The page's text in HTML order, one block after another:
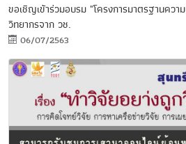
ขอเชิญเข้าร่วมอบรม "โครงการมาตรฐานค
วิทยากรจาก วช.
06/07/2563